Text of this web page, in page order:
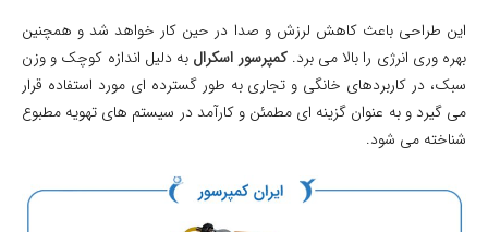
این طراحی باعث کاهش لرزش و صدا در حین کار خواهد شد و همچنین
بهره وری انرژی را بالا می برد.کمپرسور اسکرال به دلیل اندازه کوچک و وزن
سبک، در کاربردهای خانگی و تجاری به طور گسترده ای مورد استفاده قرار
می گیرد و به عنوان گزینه ای مطمئن و کارآمد در سیستم های تهویه مطبوع
شناخته می شود.